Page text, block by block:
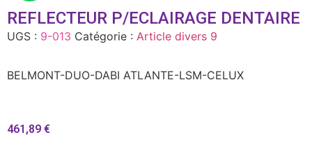
REFLECTEUR P/ECLAIRAGE DENTAIRE
UGS : 9-013 Catégorie : Article divers 9
BELMONT-DUO-DABI ATLANTE-LSM-CELUX
461,89 €